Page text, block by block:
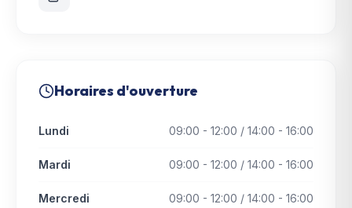
Horaires d'ouverture
Lundi 09:00 - 12:00 / 14:00 - 16:00
Mardi 09:00 - 12:00 / 14:00 - 16:00
Mercredi 09:00 - 12:00 / 14:00 - 16:00